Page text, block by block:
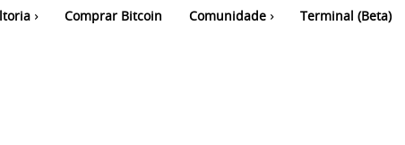
Comprar Bitcoin Comunidade Terminal (Beta)